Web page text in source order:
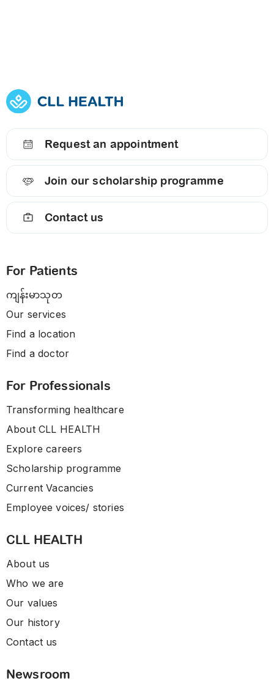
Request an appointment
Join our scholarship programme
Contact us
For Patients
ကျန်းမာသုတ
Our services
Find a location
Find a doctor
For Professionals
Transforming healthcare
About CLL HEALTH
Explore careers
Scholarship programme
Current Vacancies
Employee voices/ stories
CLL HEALTH
About us
Who we are
Our values
Our history
Contact us
Newsroom